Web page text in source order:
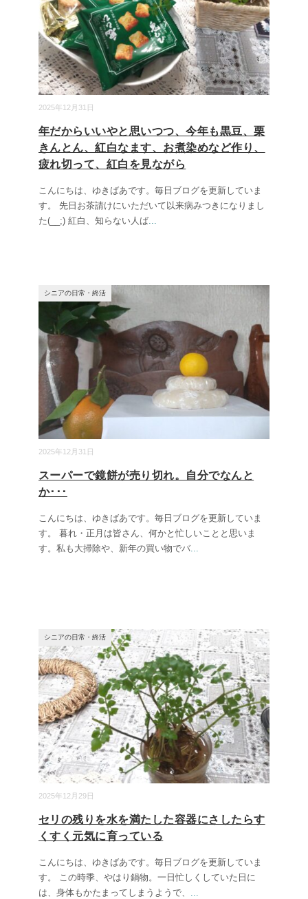
2025年12月31日
年だからいいやと思いつつ、今年も黒豆、栗
きんとん、紅白なます、お煮染めなど作り、
疲れ切って、紅白を見ながら
こんにちは、ゆきばあです。毎日ブログを更新していま
す。 先日お茶請けにいただいて以来病みつきになりまし
た(__;) 紅白、知らない人ば...
2025年12月31日
シニアの日常・終活
スーパーで鏡餅が売り切れ。自分でなんと
か･･･
こんにちは、ゆきばあです。毎日ブログを更新していま
す。 暮れ・正月は皆さん、何かと忙しいことと思いま
す。私も大掃除や、新年の買い物でバ...
2025年12月29日
シニアの日常・終活
セリの残りを水を満たした容器にさしたらす
くすく元気に育っている
こんにちは、ゆきばあです。毎日ブログを更新していま
す。 この時季、やはり鍋物。一日忙しくしていた日に
は、身体もかたまってしまうようで、 ...